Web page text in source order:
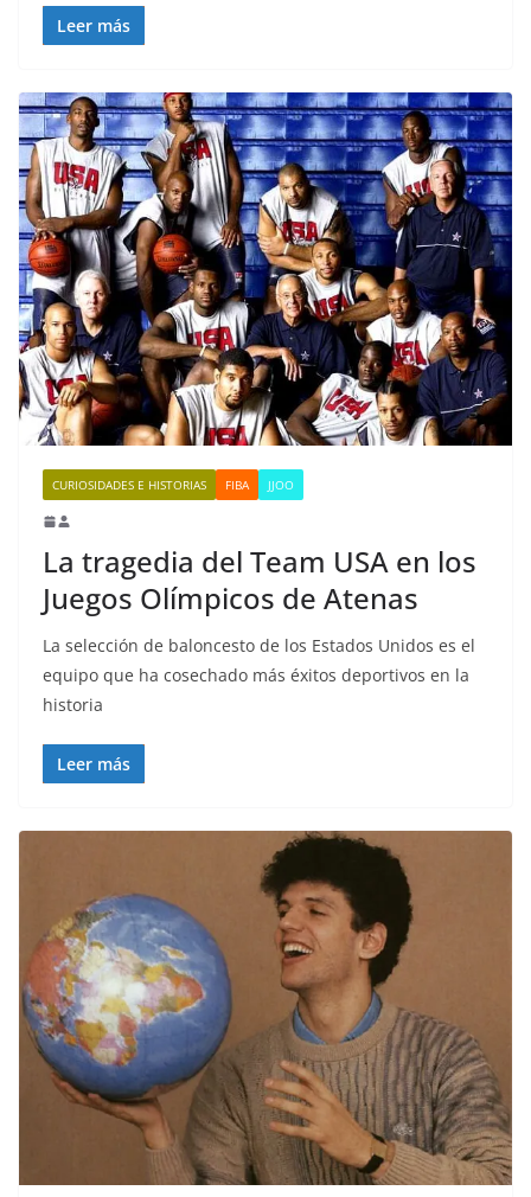
Leer más
CURIOSIDADES E HISTORIAS FIBA JJOO
La tragedia del Team USA en los
Juegos Olímpicos de Atenas
La selección de baloncesto de los Estados Unidos es el
equipo que ha cosechado más éxitos deportivos en la
historia
Leer más